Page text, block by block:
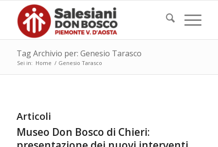
Tag Archivio per: Genesio Tarasco
Sei in: Home / Genesio Tarasco
Articoli
Museo Don Bosco di Chieri: